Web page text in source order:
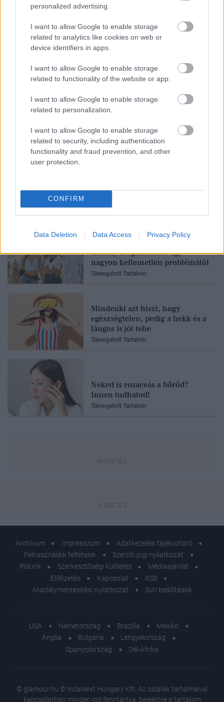
personalized advertising.
I want to allow Google to enable storage
related to analytics like cookies on web or
device identifiers in apps.
I want to allow Google to enable storage
related to functionality of the website or app.
I want to allow Google to enable storage
related to personalization.
I want to allow Google to enable storage
related to security, including authentication
functionality and fraud prevention, and other
user protection.
CONFIRM
Data Deletion Data Access Privacy Policy
Feliratkozom
Támogatott Tartalom
szabály megkímélhet egy
nagyon kellemetlen problémától
Támogatott Tartalom
Mindenki azt hiszi, hogy
egészségtelen, pedig a hekk és a
lángos is jót tehe
Támogatott Tartalom
Neked is rosaceás a bőrőd?
Innen tudhatod!
Támogatott Tartalom
Archívum Impresszum
Adatkezelési tájékoztató
Felhasználási feltételek
Szerzői jogi nyilatkozat
Rólunk
Szerkesztőségi küldetés
Médiaajánlat
Előfizetés
Kapcsolat
RSS
Akadálymentesítési nyilatkozat
Süti beállítások
USA Németország Brazília
Mexikó
Anglia
Bulgária
Lengyelország
Spanyolország
Dél-Afrika
© glamour.hu © IndaNext Hungary Kft. Az oldalak tartalmával
kapcsolatban minden jog fenntartva, beleértve a tartalom